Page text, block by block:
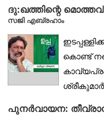
ദു:ഖത്തിന്റെ
സജി എബ്രഹാം
കൊണ്ട്
പുനർവായന: